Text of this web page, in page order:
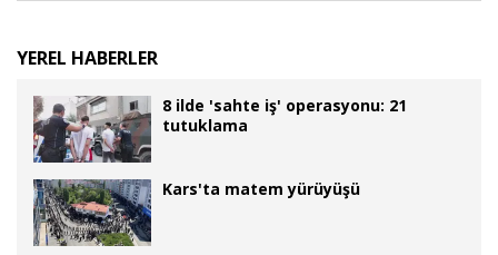
YEREL HABERLER
8 ilde 'sahte iş' operasyonu: 21
tutuklama
Kars'ta matem yürüyüşü